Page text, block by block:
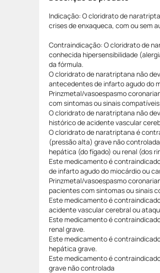
Indicação: O cloridrato de
crises de enxaqueca, com ou sem
Contraindicação: O cloridrato de
conhecida hipersensibilidade
da fórmula.
O cloridrato de naratriptana não
antecedentes de infarto agudo do
Prinzmetal/vasoespasmo
com sintomas ou sinais
O cloridrato de naratriptana não
histórico de acidente vascular
O cloridrato de naratriptana é
(pressão alta) grave não
hepática (do fígado) ou renal (dos
Este medicamento é
de infarto agudo do miocárdio ou
Prinzmetal/vasoespasmo
pacientes com sintomas ou sinais
Este medicamento é
acidente vascular cerebral ou
Este medicamento é
renal grave.
Este medicamento é
hepática grave.
Este medicamento é
grave não controlada